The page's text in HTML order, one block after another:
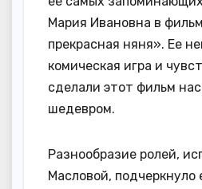
Мария Ивановна в
прекрасная няня». Ее
комическая игра и
сделали этот фильм
шедевром.
Разнообразие ролей,
Масловой, подчеркнуло